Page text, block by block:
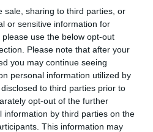
sale, sharing to third parties, or
or sensitive information for
use the below opt-out
Please note that after your
you may continue seeing
personal information utilized by
to third parties prior to
opt-out of the further
information by third parties on the
This information may
με τη μία για τον Γιάγκουσιτς